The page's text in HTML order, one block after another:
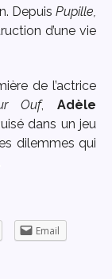
Depuis Pupille,
d’une vie
de l’actrice
Ouf, Adèle
dans un jeu
dilemmes qui
Email